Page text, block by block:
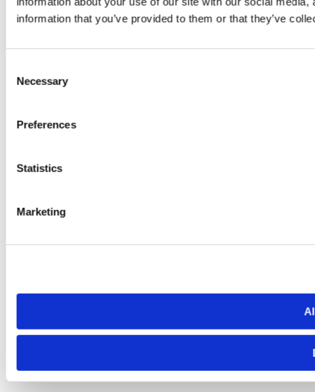
information that you’ve provided to them or that they’ve
Selection
Necessary
Preferences
Statistics
Marketing